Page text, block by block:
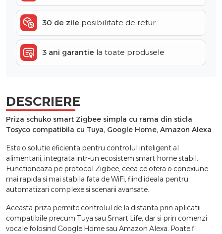
30 de zile posibilitate de retur
3 ani garantie la toate produsele
DESCRIERE
Priza schuko smart Zigbee simpla cu rama din sticla
Tosyco compatibila cu Tuya, Google Home, Amazon Alexa
Este o solutie eficienta pentru controlul inteligent al
alimentarii, integrata intr-un ecosistem smart home stabil.
Functioneaza pe protocol Zigbee, ceea ce ofera o conexiune
mai rapida si mai stabila fata de WiFi, fiind ideala pentru
automatizari complexe si scenarii avansate.
Aceasta priza permite controlul de la distanta prin aplicatii
compatibile precum Tuya sau Smart Life, dar si prin comenzi
vocale folosind Google Home sau Amazon Alexa. Poate fi